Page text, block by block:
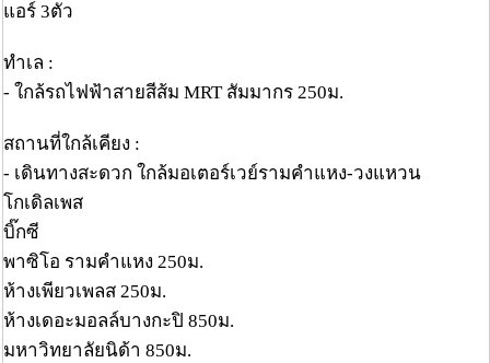
แอร์ 3ตัว
ทำเล :
- ใกล้รถไฟฟ้าสายสีส้ม MRT สัมมากร 250ม.
สถานที่ใกล้เคียง :
- เดินทางสะดวก ใกล้มอเตอร์เวย์รามคำแหง-วงแหวน
โกเดิลเพส
บิ๊กซี
พาซิโอ รามคำแหง 250ม.
ห้างเพียวเพลส 250ม.
ห้างเดอะมอลล์บางกะปิ 850ม.
มหาวิทยาลัยนิด้า 850ม.